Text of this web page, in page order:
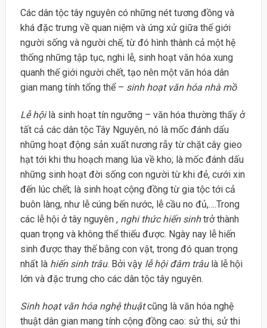
Các dân tộc tây nguyên có những nét tương đồng và
khá đặc trưng về quan niệm và ứng xử giữa thế giới
người sống và người chế, từ đó hình thành cả một hệ
thống những tập tục, nghi lễ, sinh hoạt văn hóa xung
quanh thế giới người chết, tạo nên một văn hóa dân
gian mang tính tổng thể – sinh hoạt văn hóa nhà mồ
Lễ hộilà sinh hoạt tín ngưỡng – văn hóa thường thấy ở
tất cả các dân tộc Tây Nguyên, nó là mốc đánh dấu
những hoạt động sản xuất nương rẫy từ chặt cây gieo
hạt tới khi thu hoạch mang lúa về kho; là mốc đánh dấu
những sinh hoạt đời sống con người từ khi đẻ, cưới xin
đến lúc chết; là sinh hoạt cộng đồng từ gia tộc tới cả
buôn làng, như lễ cúng bến nước, lễ cầu no đủ,….Trong
các lễ hội ở tây nguyên , nghi thức hiến sinhtrở thành
quan trọng và không thể thiếu được. Ngày nay lễ hiến
sinh được thay thế bằng con vật, trong đó quan trọng
nhất là hiến sinh trâu. Bởi vậy lễ hội đâm trâulà lễ hội
lớn và đặc trưng cho các dân tộc tây nguyên.
Sinh hoạt văn hóa nghệ thuậtcũng là văn hóa nghệ
thuật dân gian mang tính cộng đồng cao: sử thi, sử thi